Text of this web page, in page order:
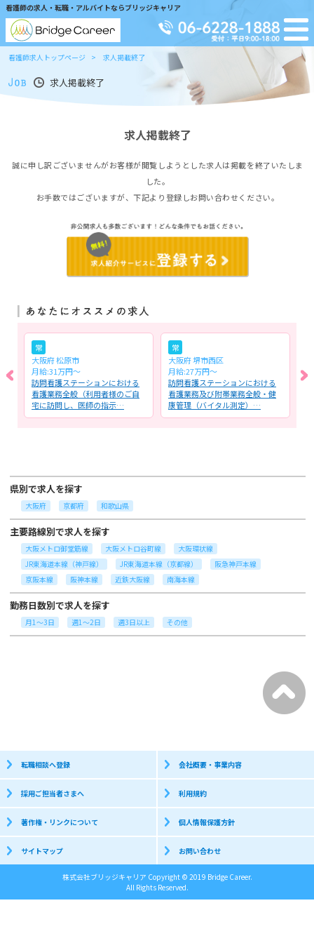
看護師の求人・転職・アルバイトならブリッジキャリア
看護師求人トップページ 求人掲載終了
求人掲載終了
求人掲載終了
誠に申し訳ございませんがお客様が閲覧しようとした求人は掲載を終了いたしま
した。
お手数ではございますが、下記より登録しお問い合わせください。
常
大阪府 松原市
月給:31万円〜
訪問看護ステーションにおける
看護業務全般（利用者様のご自
宅に訪問し、医師の指示…
常
大阪府 堺市西区
月給:27万円〜
訪問看護ステーションにおける
看護業務及び附帯業務全般・健
康管理（バイタル測定）…
県別で求人を探す
大阪府 京都府 和歌山県
主要路線別で求人を探す
大阪メトロ御堂筋線 大阪メトロ谷町線
大阪環状線
JR東海道本線（神戸線）
JR東海道本線（京都線）
阪急神戸本線
京阪本線
阪神本線 近鉄大阪線 南海本線
勤務日数別で求人を探す
月1～3日 週1～2日 週3日以上 その他
転職相談へ登録 会社概要・事業内容
採用ご担当者さまへ 利用規約
著作権・リンクについて 個人情報保護方針
サイトマップ お問い合わせ
株式会社ブリッジキャリア Copyright © 2019 Bridge Career.
All Rights Reserved.